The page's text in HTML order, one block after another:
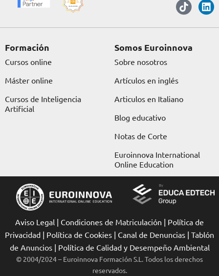
b
o
a
r
m
t
w
i
t
u
t
u
k
t
o
n
k
e
Formación
Cursos online
Máster online
Cursos de Inteligencia
Artificial
Somos Euroinnova
Sobre nosotros
Artículos en inglés
Articulos en Italiano
Blog educativo
Notas de Corte
Euroinnova International
Online Education
Aviso Legal | Condiciones de Matriculación | Política de
Privacidad | Política de Cookies | Canal de Denuncias | Tablón
de Anuncios| Política de Calidad y Desempeño Ambiental
© 2004/2024 – Euroinnova Formación S.L. Todos los derechos
reservados.